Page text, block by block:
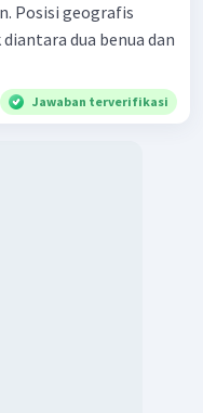
dua benua dan
Jawaban terverifikasi